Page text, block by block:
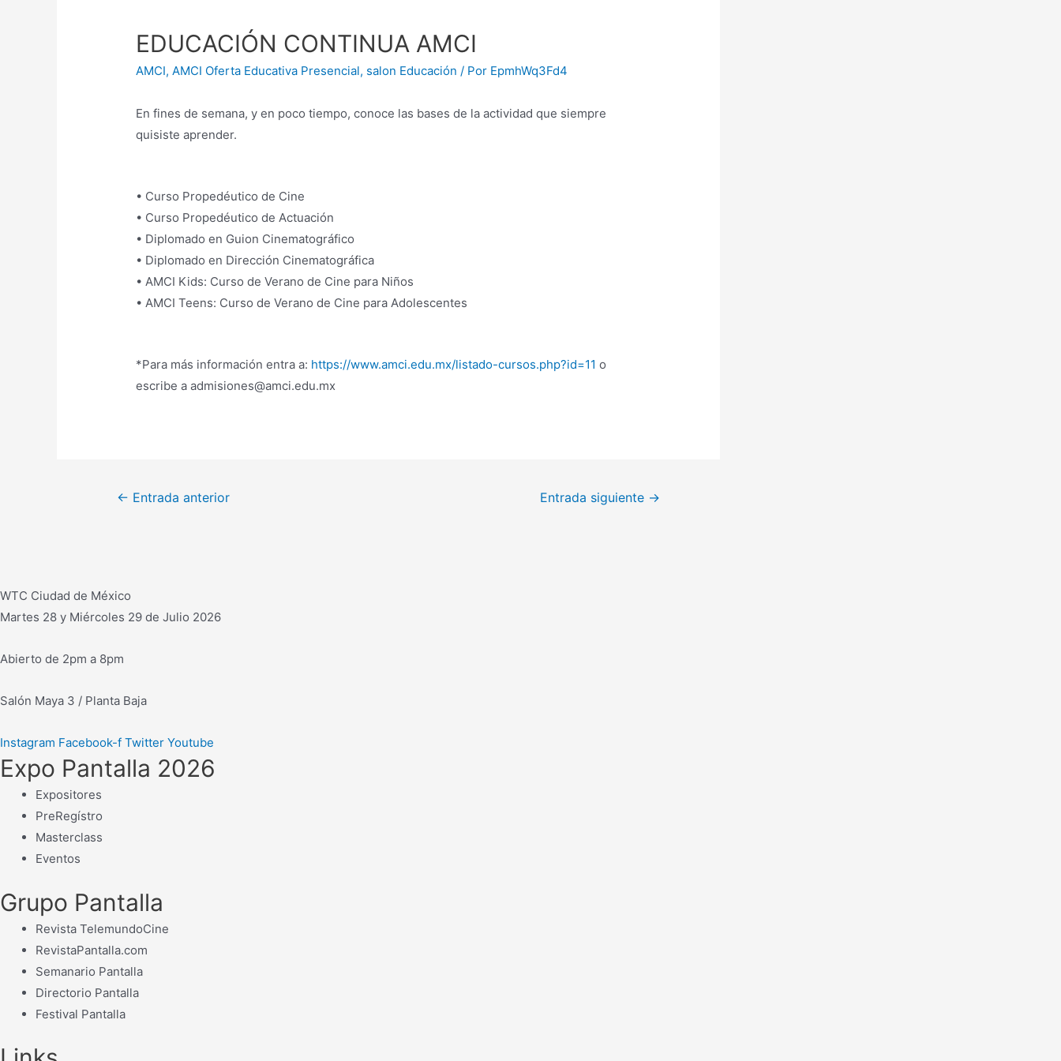
EDUCACIÓN CONTINUA AMCI
AMCI,AMCI Oferta Educativa Presencial, salon Educación / Por EpmhWq3Fd4
En fines de semana, y en poco tiempo, conoce las bases de la actividad que siempre
quisiste aprender.
• Curso Propedéutico de Cine
• Curso Propedéutico de Actuación
• Diplomado en Guion Cinematográfico
• Diplomado en Dirección Cinematográfica
• AMCI Kids: Curso de Verano de Cine para Niños
• AMCI Teens: Curso de Verano de Cine para Adolescentes
*Para más información entra a: https://www.amci.edu.mx/listado-cursos.php?id=11 o
escribe a admisiones@amci.edu.mx
Navegación
← Entrada anterior Entrada siguiente →
WTC Ciudad de México
Martes 28 y Miércoles 29 de Julio 2026
Abierto de 2pm a 8pm
Salón Maya 3 / Planta Baja
Instagram Facebook-f Twitter Youtube
Expo Pantalla 2026
Expositores
PreRegístro
Masterclass
Eventos
Grupo Pantalla
Revista TelemundoCine
RevistaPantalla.com
Semanario Pantalla
Directorio Pantalla
Festival Pantalla